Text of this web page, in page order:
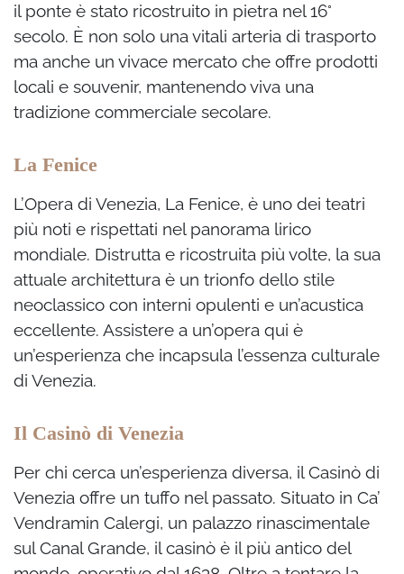
il ponte è stato ricostruito in pietra nel 16°
secolo. È non solo una vitali arteria di trasporto
ma anche un vivace mercato che offre prodotti
locali e souvenir, mantenendo viva una
tradizione commerciale secolare.
La Fenice
L’Opera di Venezia, La Fenice, è uno dei teatri
più noti e rispettati nel panorama lirico
mondiale. Distrutta e ricostruita più volte, la sua
attuale architettura è un trionfo dello stile
neoclassico con interni opulenti e un’acustica
eccellente. Assistere a un’opera qui è
un’esperienza che incapsula l’essenza culturale
di Venezia.
Il Casinò di Venezia
Per chi cerca un’esperienza diversa, il Casinò di
Venezia offre un tuffo nel passato. Situato in Ca’
Vendramin Calergi, un palazzo rinascimentale
sul Canal Grande, il casinò è il più antico del